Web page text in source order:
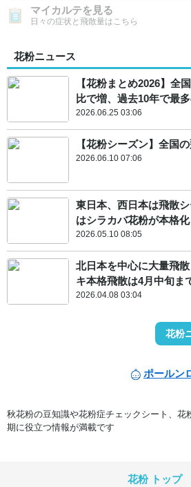
マイカルテを見る
日々の症状と飛散量はこちら
花粉ニュース
【花粉まとめ2026】全
比で増、過去10年で最
2026.06.25 03:06
【花粉シーズン】全国
2026.06.10 07:06
東日本、西日本は飛散
はシラカバ花粉が本格化
2026.05.10 08:05
北日本を中心に大量飛
キ本格飛散は4月中旬ま
2026.04.08 03:04
花粉
ポールン
秋花粉の豆知識や花粉症チェックシート、花
期に役立つ情報が満載です
花粉 トップ